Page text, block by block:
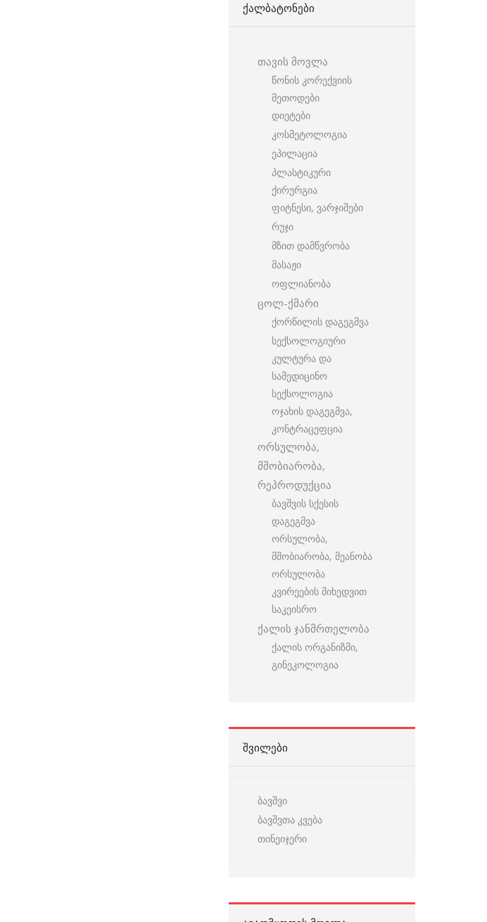
ᲥᲐᲚᲑᲐᲢᲝᲜᲔᲑᲘ
თავის მოვლა
წონის კორექვიის
მეთოდები
დიეტები
კოსმეტოლოგია
ეპილაცია
პლასტიკური
ქირურგია
ფიტნესი, ვარჯიშები
რუჯი
მზით დამწვრობა
მასაჟი
ოფლიანობა
ცოლ-ქმარი
ქორწილის დაგეგმვა
სექსოლოგიური
კულტურა და
სამედიცინო
სექსოლოგია
ოჯახის დაგეგმვა,
კონტრაცეფცია
ორსულობა,
მშობიარობა,
რეპროდუქცია
ბავშვის სქესის
დაგეგმვა
ორსულობა,
მშობიარობა, მეანობა
ორსულობა
კვირეების მიხედვით
საკეისრო
ქალის ჯანმრთელობა
ქალის ორგანიზმი,
გინეკოლოგია
ᲨᲕᲘᲚᲔᲑᲘ
ბავშვი
ბავშვთა კვება
თინეიჯერი